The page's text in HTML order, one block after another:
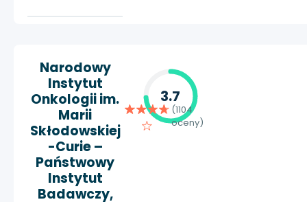
Narodowy
Instytut
Onkologii im.
Marii
Skłodowskiej
-Curie –
Państwowy
Instytut
Badawczy,
3.7
(1104
oceny)